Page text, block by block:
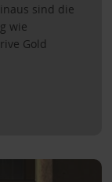
sind die
wie
Gold